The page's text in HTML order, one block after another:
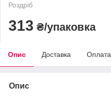
Роздріб
313 ₴/упаковка
Опис Доставка Оплата
Опис